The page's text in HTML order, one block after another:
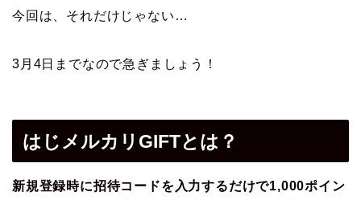
今回は、それだけじゃない…
3月4日までなので急ぎましょう！
はじメルカリGIFTとは？
新規登録時に招待コードを入力するだけで1,000ポイン